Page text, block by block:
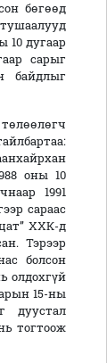
бөгөөд
10 дугаар
сарыг
байдлыг
оны 10
1991
сараас
ХХК-д
Тэрээр
болсон
олдохгүй
15-ны
дуустал
тогтоож